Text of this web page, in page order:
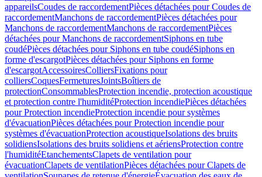
appareilsCoudes de raccordementPièces détachées pour Coudes de
raccordementManchons de raccordementPièces détachées pour
Manchons de raccordementManchons de raccordementPièces
détachées pour Manchons de raccordementSiphons en tube
coudéPièces détachées pour Siphons en tube coudéSiphons en
forme d'escargotPièces détachées pour Siphons en forme
d'escargotAccessoiresColliersFixations pour
colliersCoquesFermeturesJointsBoîtiers de
protectionConsommablesProtection incendie, protection acoustique
et protection contre l'humiditéProtection incendiePièces détachées
pour Protection incendieProtection incendie pour systèmes
d'évacuationPièces détachées pour Protection incendie pour
systèmes d'évacuationProtection acoustiqueIsolations des bruits
solidiensIsolations des bruits solidiens et aériensProtection contre
l'humiditéEtanchementsClapets de ventilation pour
évacuationClapets de ventilationPièces détachées pour Clapets de